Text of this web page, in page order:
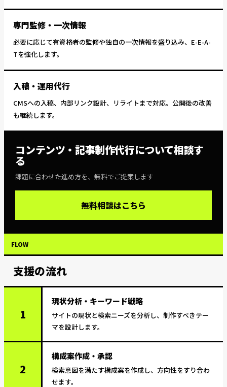
専門監修・一次情報
必要に応じて有資格者の監修や独自の一次情報を盛り込み、E-E-A-
Tを強化します。
入稿・運用代行
CMSへの入稿、内部リンク設計、リライトまで対応。公開後の改善
も継続します。
コンテンツ・記事制作代行について相談す
る
課題に合わせた進め方を、無料でご提案します
無料相談はこちら
FLOW
支援の流れ
1
現状分析・キーワード戦略
サイトの現状と検索ニーズを分析し、制作すべきテー
マを設計します。
2
構成案作成・承認
検索意図を満たす構成案を作成し、方向性をすり合わ
せます。